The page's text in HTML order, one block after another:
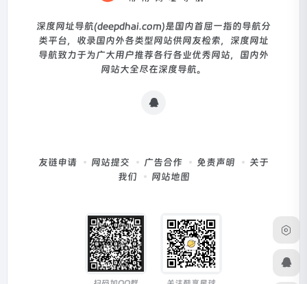
深度网址导航(deepdhai.com)是国内首屈一指的导航分
类平台，收录国内外各类型网站供网友检索，深度网址
导航致力于为广大用户推荐各行各业优秀网站，国内外
网站大全尽在深度导航。
友链申请 网站提交 广告合作 免责声明
关于
我们
网站地图